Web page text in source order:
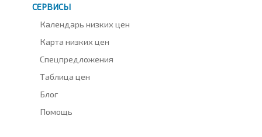
СЕРВИСЫ
Календарь низких цен
Карта низких цен
Спецпредложения
Таблица цен
Блог
Помощь